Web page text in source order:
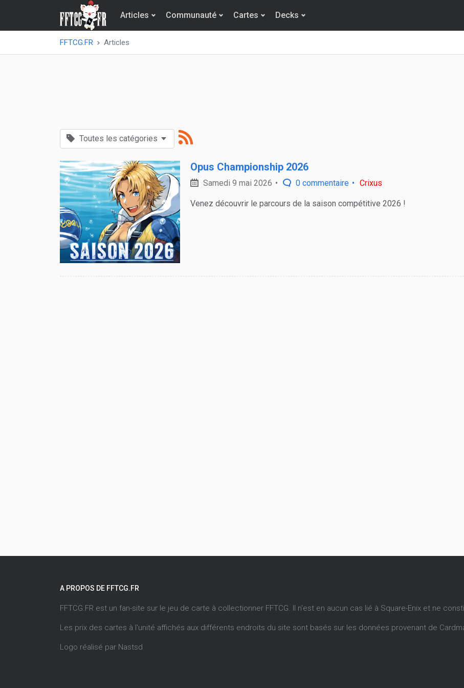
Articles Communauté Cartes Decks
FFTCG.FR Articles
Toutes les catégories
Opus Championship 2026
Samedi 9 mai 2026 0 commentaire Crixus
Venez découvrir le parcours de la saison compétitive 2026 !
A PROPOS DE FFTCG.FR
FFTCG.FR est un fan-site sur le jeu de carte à collectionner FFTCG. Il n'est en aucun cas lié à Square-Enix et ne
Les prix des cartes à l'unité affichés aux différents endroits du site sont basés sur les données provenant de
Logo réalisé par Nastsd